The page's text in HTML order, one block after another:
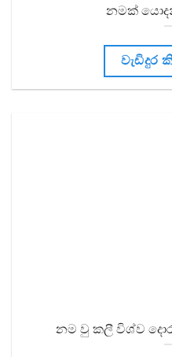
නමක්
වැඩිදුර
නම වු කලී විශ්ව